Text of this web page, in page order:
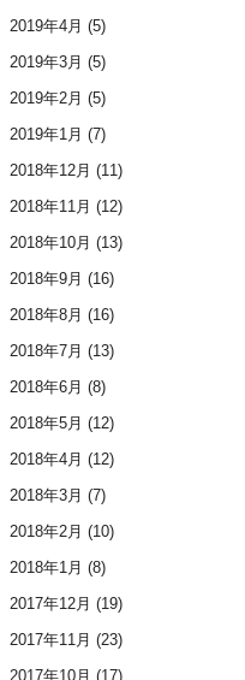
2019年4月 (5)
2019年3月 (5)
2019年2月 (5)
2019年1月 (7)
2018年12月 (11)
2018年11月 (12)
2018年10月 (13)
2018年9月 (16)
2018年8月 (16)
2018年7月 (13)
2018年6月 (8)
2018年5月 (12)
2018年4月 (12)
2018年3月 (7)
2018年2月 (10)
2018年1月 (8)
2017年12月 (19)
2017年11月 (23)
2017年10月 (17)